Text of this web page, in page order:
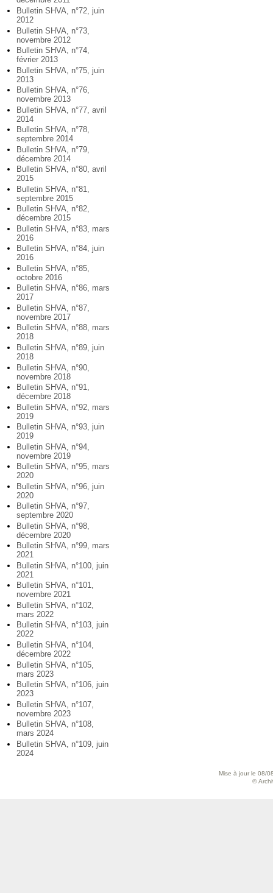
Bulletin SHVA, n°72, juin
2012
Bulletin SHVA, n°73,
novembre 2012
Bulletin SHVA, n°74,
février 2013
Bulletin SHVA, n°75, juin
2013
Bulletin SHVA, n°76,
novembre 2013
Bulletin SHVA, n°77, avril
2014
Bulletin SHVA, n°78,
septembre 2014
Bulletin SHVA, n°79,
décembre 2014
Bulletin SHVA, n°80, avril
2015
Bulletin SHVA, n°81,
septembre 2015
Bulletin SHVA, n°82,
décembre 2015
Bulletin SHVA, n°83, mars
2016
Bulletin SHVA, n°84, juin
2016
Bulletin SHVA, n°85,
octobre 2016
Bulletin SHVA, n°86, mars
2017
Bulletin SHVA, n°87,
novembre 2017
Bulletin SHVA, n°88, mars
2018
Bulletin SHVA, n°89, juin
2018
Bulletin SHVA, n°90,
novembre 2018
Bulletin SHVA, n°91,
décembre 2018
Bulletin SHVA, n°92, mars
2019
Bulletin SHVA, n°93, juin
2019
Bulletin SHVA, n°94,
novembre 2019
Bulletin SHVA, n°95, mars
2020
Bulletin SHVA, n°96, juin
2020
Bulletin SHVA, n°97,
septembre 2020
Bulletin SHVA, n°98,
décembre 2020
Bulletin SHVA, n°99, mars
2021
Bulletin SHVA, n°100, juin
2021
Bulletin SHVA, n°101,
novembre 2021
Bulletin SHVA, n°102,
mars 2022
Bulletin SHVA, n°103, juin
2022
Bulletin SHVA, n°104,
décembre 2022
Bulletin SHVA, n°105,
mars 2023
Bulletin SHVA, n°106, juin
2023
Bulletin SHVA, n°107,
novembre 2023
Bulletin SHVA, n°108,
mars 2024
Bulletin SHVA, n°109, juin
2024
Mise à jour le 08/
©